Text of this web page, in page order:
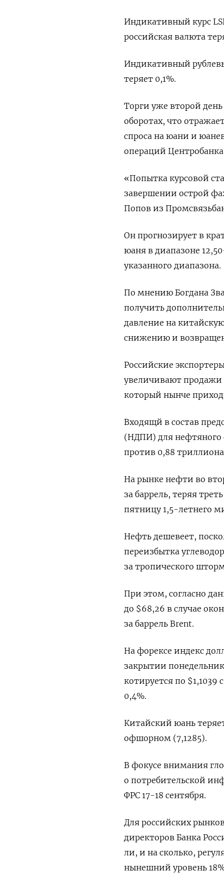
Индикативный курс
российская валюта
Индикативный
теряет 0,1%.
Торги уже второй
оборотах, что
спроса на юани и
операций
«Попытка курсовой
завершении острой
Попов из
Он прогнозирует в
юаня в диапазоне
указанного диапазона.
По мнению Богдана
получить
давление на
снижению и
Российские
увеличивают
который нынче
Входящй в состав
(НДПИ) для нефтяного
против 0,88
На рынке нефти во
за баррель, теряя
пятницу 1,5-летнего
Нефть дешевеет,
переизбытка
за тропического
При этом, согласно
до $68,26 в случае
за баррель Brent.
На форексе индекс
закрытии
котируется по
0,4%.
Китайский юань
офшорном (7,1285).
В фокусе внимания
о потребительской
ФРС 17-18 сентября.
Для российских
директоров Банка
ли, и на сколько,
нынешний уровень